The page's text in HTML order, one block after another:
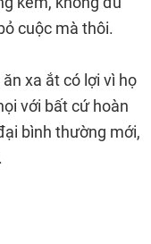
cuộc mà thôi.
xa ắt có lợi vì họ
với bất cứ hoàn
bình thường mới,